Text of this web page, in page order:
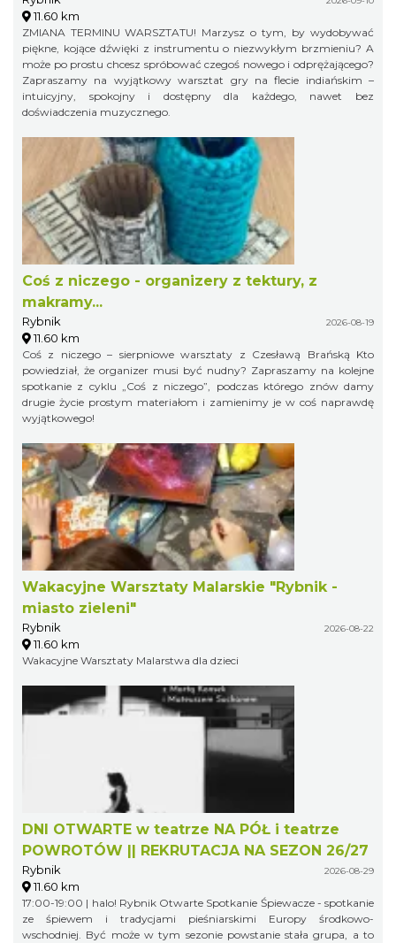
11.60 km
ZMIANA TERMINU WARSZTATU! Marzysz o tym, by wydobywać
piękne, kojące dźwięki z instrumentu o niezwykłym brzmieniu? A
może po prostu chcesz spróbować czegoś nowego i odprężającego?
Zapraszamy na wyjątkowy warsztat gry na flecie indiańskim –
intuicyjny, spokojny i dostępny dla każdego, nawet bez
doświadczenia muzycznego.
Coś z niczego - organizery z tektury, z
makramy...
Rybnik 2026-08-19
11.60 km
Coś z niczego – sierpniowe warsztaty z Czesławą Brańską Kto
powiedział, że organizer musi być nudny? Zapraszamy na kolejne
spotkanie z cyklu „Coś z niczego”, podczas którego znów damy
drugie życie prostym materiałom i zamienimy je w coś naprawdę
wyjątkowego!
Wakacyjne Warsztaty Malarskie "Rybnik -
miasto zieleni"
Rybnik 2026-08-22
11.60 km
Wakacyjne Warsztaty Malarstwa dla dzieci
DNI OTWARTE w teatrze NA PÓŁ i teatrze
POWROTÓW || REKRUTACJA NA SEZON 26/27
Rybnik 2026-08-29
11.60 km
17:00-19:00 | halo! Rybnik Otwarte Spotkanie Śpiewacze - spotkanie
ze śpiewem i tradycjami pieśniarskimi Europy środkowo-
wschodniej. Być może w tym sezonie powstanie stała grupa, a to